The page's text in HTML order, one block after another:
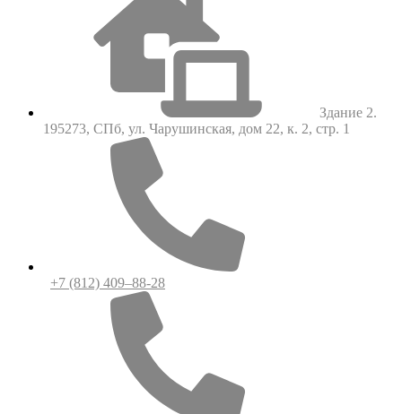
Здание 2.
195273, СПб, ул. Чарушинская, дом 22, к. 2, стр. 1
+7 (812) 409–88-28